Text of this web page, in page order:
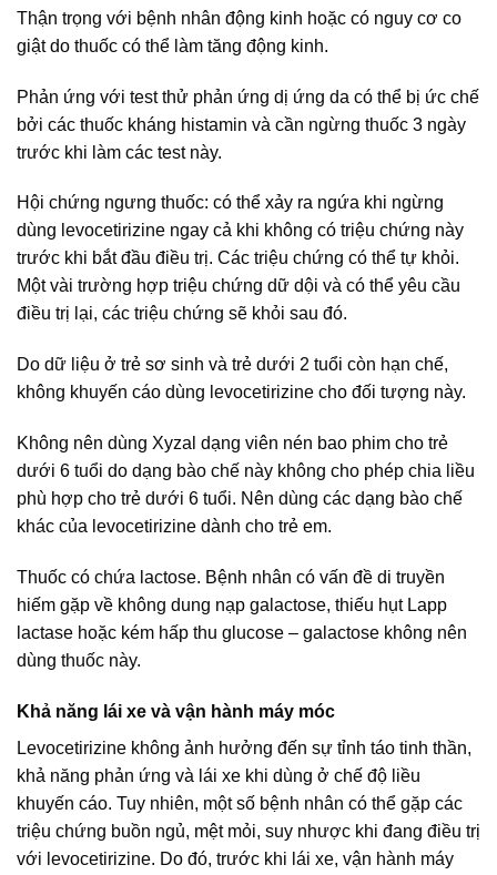
Thận trọng với bệnh nhân động kinh hoặc có nguy cơ co
giật do thuốc có thể làm tăng động kinh.
Phản ứng với test thử phản ứng dị ứng da có thể bị ức chế
bởi các thuốc kháng histamin và cần ngừng thuốc 3 ngày
trước khi làm các test này.
Hội chứng ngưng thuốc: có thể xảy ra ngứa khi ngừng
dùng levocetirizine ngay cả khi không có triệu chứng này
trước khi bắt đầu điều trị. Các triệu chứng có thể tự khỏi.
Một vài trường hợp triệu chứng dữ dội và có thể yêu cầu
điều trị lại, các triệu chứng sẽ khỏi sau đó.
Do dữ liệu ở trẻ sơ sinh và trẻ dưới 2 tuổi còn hạn chế,
không khuyến cáo dùng levocetirizine cho đối tượng này.
Không nên dùng Xyzal dạng viên nén bao phim cho trẻ
dưới 6 tuổi do dạng bào chế này không cho phép chia liều
phù hợp cho trẻ dưới 6 tuổi. Nên dùng các dạng bào chế
khác của levocetirizine dành cho trẻ em.
Thuốc có chứa lactose. Bệnh nhân có vấn đề di truyền
hiếm gặp về không dung nạp galactose, thiếu hụt Lapp
lactase hoặc kém hấp thu glucose – galactose không nên
dùng thuốc này.
Khả năng lái xe và vận hành máy móc
Levocetirizine không ảnh hưởng đến sự tỉnh táo tinh thần,
khả năng phản ứng và lái xe khi dùng ở chế độ liều
khuyến cáo. Tuy nhiên, một số bệnh nhân có thể gặp các
triệu chứng buồn ngủ, mệt mỏi, suy nhược khi đang điều trị
với levocetirizine. Do đó, trước khi lái xe, vận hành máy